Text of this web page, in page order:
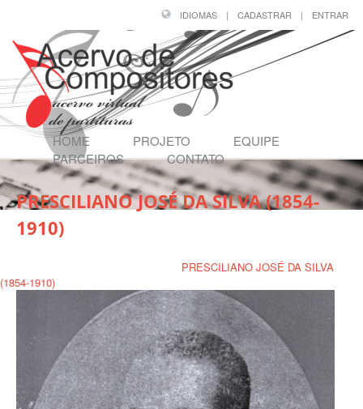
IDIOMAS | CADASTRAR | ENTRAR
HOME PROJETO
EQUIPE
PARCEIROS
CONTATO
PRESCILIANO JOSÉ DA SILVA (1854-
1910)
PRESCILIANO JOSÉ DA SILVA
(1854-1910)